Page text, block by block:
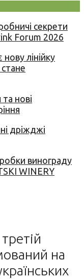
секрети
Forum 2026
лінійку
нові
дріжджі
винограду
WINERY
на